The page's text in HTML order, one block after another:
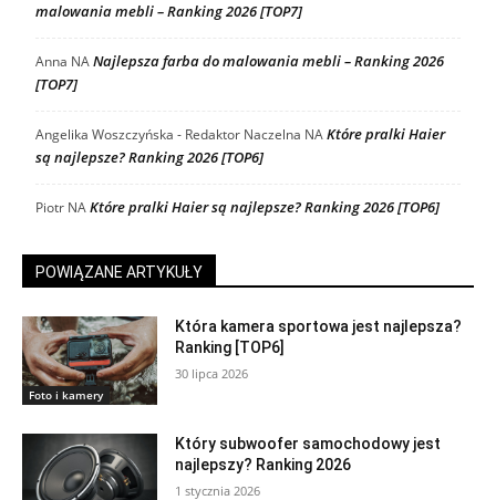
malowania mebli – Ranking 2026 [TOP7]
Anna NANajlepsza farba do malowania mebli – Ranking 2026
[TOP7]
Angelika Woszczyńska - Redaktor Naczelna NAKtóre pralki Haier
są najlepsze? Ranking 2026 [TOP6]
Piotr NAKtóre pralki Haier są najlepsze? Ranking 2026 [TOP6]
POWIĄZANE ARTYKUŁY
Foto i kamery
Która kamera sportowa jest najlepsza?
Ranking [TOP6]
30 lipca 2026
Który subwoofer samochodowy jest
najlepszy? Ranking 2026
1 stycznia 2026